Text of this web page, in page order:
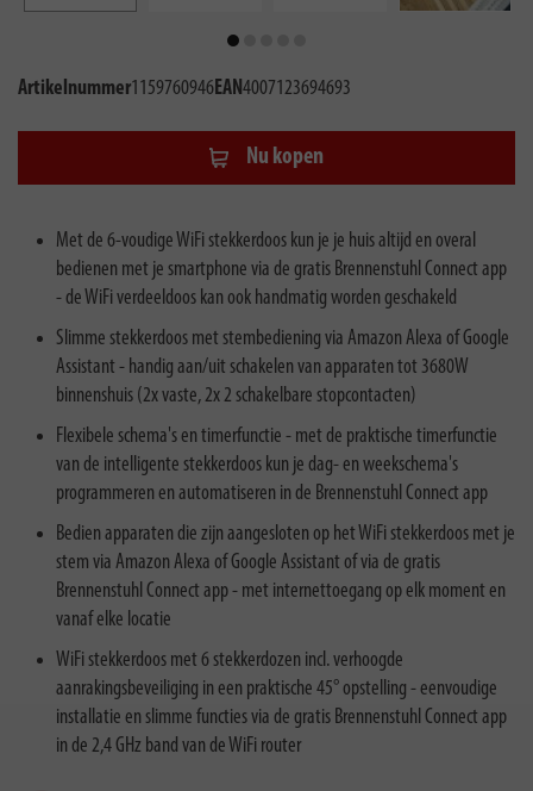
Artikelnummer1159760946EAN4007123694693
Nu kopen
Met de 6-voudige WiFi stekkerdoos kun je je huis altijd en overal
bedienen met je smartphone via de gratis Brennenstuhl Connect app
- de WiFi verdeeldoos kan ook handmatig worden geschakeld
Slimme stekkerdoos met stembediening via Amazon Alexa of Google
Assistant - handig aan/uit schakelen van apparaten tot 3680W
binnenshuis (2x vaste, 2x 2 schakelbare stopcontacten)
Flexibele schema's en timerfunctie - met de praktische timerfunctie
van de intelligente stekkerdoos kun je dag- en weekschema's
programmeren en automatiseren in de Brennenstuhl Connect app
Bedien apparaten die zijn aangesloten op het WiFi stekkerdoos met je
stem via Amazon Alexa of Google Assistant of via de gratis
Brennenstuhl Connect app - met internettoegang op elk moment en
vanaf elke locatie
WiFi stekkerdoos met 6 stekkerdozen incl. verhoogde
aanrakingsbeveiliging in een praktische 45° opstelling - eenvoudige
installatie en slimme functies via de gratis Brennenstuhl Connect app
in de 2,4 GHz band van de WiFi router